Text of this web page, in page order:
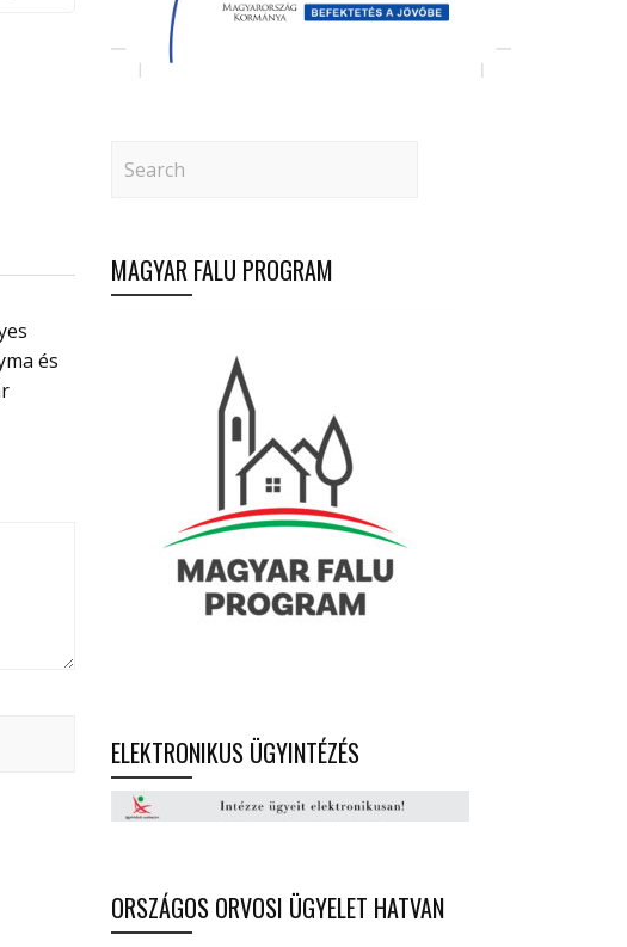
és
MAGYAR FALU PROGRAM
ELEKTRONIKUS ÜGYINTÉZÉS
ORSZÁGOS ORVOSI ÜGYELET HATVAN